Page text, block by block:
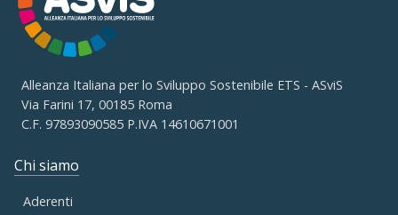
Alleanza Italiana per lo Sviluppo Sostenibile ETS - ASviS
Via Farini 17, 00185 Roma
C.F. 97893090585 P.IVA 14610671001
Chi siamo
Aderenti